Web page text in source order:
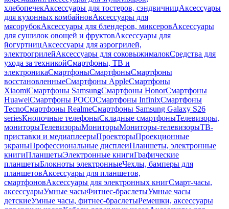
хлебопечекАксессуары для тостеров, сэндвичницАксессуары
для кухонных комбайновАксессуары для
мясорубокАксессуары для блендеров, миксеровАксессуары
для сушилок овощей и фруктовАксессуары для
йогуртницАксессуары для аэрогрилей,
электрогрилейАксессуары для соковыжималокСредства для
ухода за техникойСмартфоны, ТВ и
электроникаСмартфоныСмартфоныСмартфоны
восстановленныеСмартфоны AppleСмартфоны
XiaomiСмартфоны SamsungСмартфоны HonorСмартфоны
HuaweiСмартфоны POCOСмартфоны InfinixСмартфоны
TecnoСмартфоны RealmeСмартфоны Samsung Galaxy S26
seriesКнопочные телефоныСкладные смартфоныТелевизоры,
мониторыТелевизорыМониторыМониторы-телевизорыТВ-
приставки и медиаплеерыПроекторыПроекционные
экраныПрофессиональные дисплеиПланшеты, электронные
книгиПланшетыЭлектронные книгиГрафические
планшетыБлокноты электронныеЧехлы, бамперы для
планшетовАксессуары для планшетов,
смартфоновАксессуары для электронных книгСмарт-часы,
аксессуарыУмные часыФитнес-браслетыУмные часы
детскиеУмные часы, фитнес-браслетыРемешки, аксессуары